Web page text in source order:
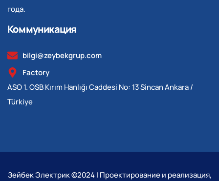
года.
Коммуникация
bilgi@zeybekgrup.com
Factory
ASO 1. OSB Kırım Hanlığı Caddesi No: 13 Sincan Ankara /
Türkiye
Зейбек Электрик ©2024 | Проектирование и реализация,